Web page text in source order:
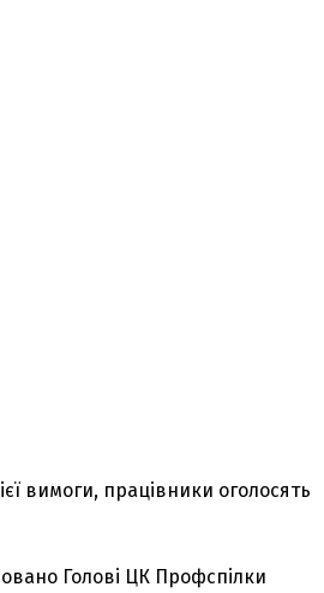
вимоги, працівники оголосять
Голові ЦК Профспілки